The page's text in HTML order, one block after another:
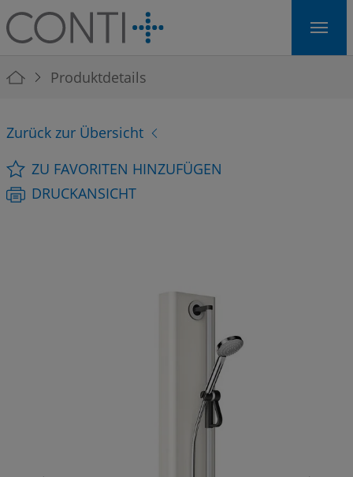
Skip to main navigation
Skip to main content
Skip to page footer
You are here:
Produktdetails
Zurück zur Übersicht
ZU FAVORITEN HINZUFÜGEN
DRUCKANSICHT